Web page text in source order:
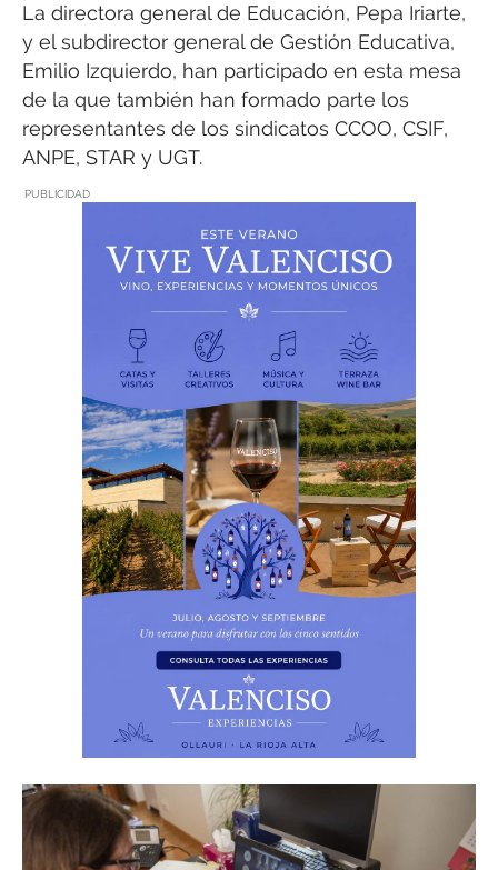
La directora general de Educación, Pepa Iriarte,
y el subdirector general de Gestión Educativa,
Emilio Izquierdo, han participado en esta mesa
de la que también han formado parte los
representantes de los sindicatos CCOO, CSIF,
ANPE, STAR y UGT.
PUBLICIDAD